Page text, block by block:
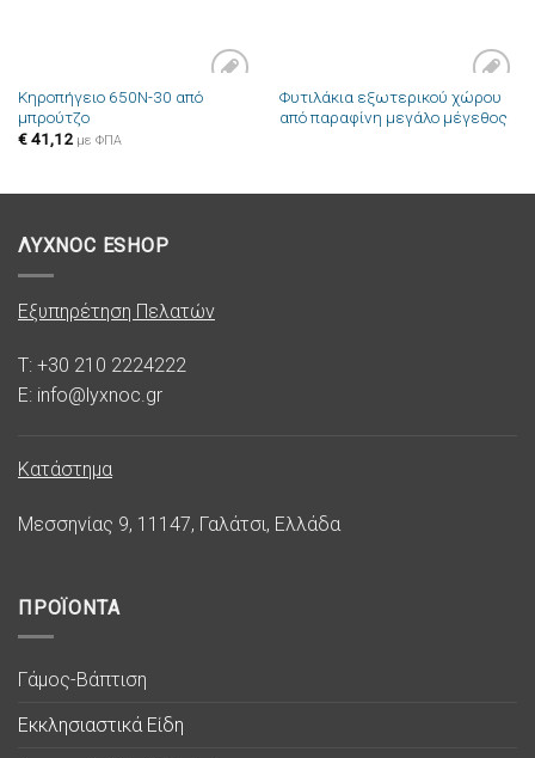
Πρόσθήκη
Κηροπήγειο 650N-30 από
μπρούτζο
€41,12 με ΦΠΑ
Πρόσθήκη
στην λίστα
Φυτιλάκια εξωτερικού χώρου
από παραφίνη μεγάλο μέγεθος
ΛΥΧΝΟC ESHOP
Εξυπηρέτηση Πελατών
T: +30 210 2224222
E: info@lyxnoc.gr
Κατάστημα
Μεσσηνίας 9, 11147, Γαλάτσι, Ελλάδα
ΠΡΟΪΟΝΤΑ
Γάμος-Βάπτιση
Εκκλησιαστικά Είδη